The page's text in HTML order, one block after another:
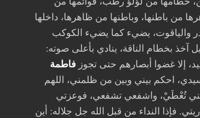
من باطنها، وباطنها من ظاهرها، داخلها
والياقوت، يضيء كما يضيء الكوكب
بخطام الناقة، ينادي بأعلى صوته:
إلا غضوا أبصارهم حتى تجوز فاطمة
احكم بيني وبين من ظلمني، اللهم
تُعْطَيْ، واشفعي تشفعي، فوعزتي
فإذا النداء من قبل الله جل جلاله: أين